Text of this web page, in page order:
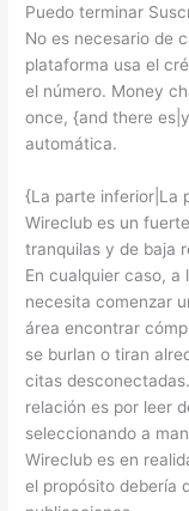
Puedo terminar
No es necesario de
plataforma usa el
el número. Money
once, {and there
automática.
{La parte inferior|La
Wireclub es un
tranquilas y de baja
En cualquier caso, a
necesita comenzar
área encontrar
se burlan o tiran
citas
relación es por leer
seleccionando a
Wireclub es en
el propósito debería